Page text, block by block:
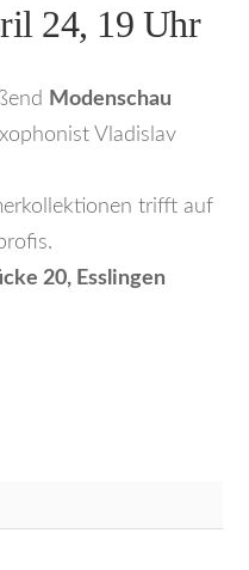
24, 19 Uhr
Modenschau
Vladislav
trifft auf
20, Esslingen